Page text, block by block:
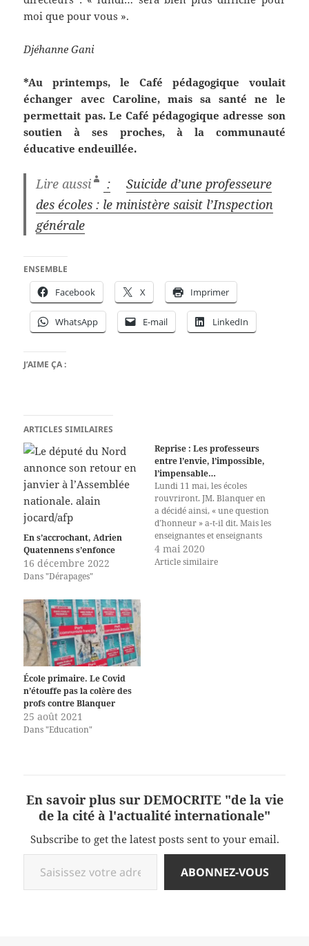
moi que pour vous ».
Djéhanne Gani
*Au printemps, le Café pédagogique voulait
échanger avec Caroline, mais sa santé ne le
permettait pas. Le Café pédagogique adresse son
soutien à ses proches, à la communauté
éducative endeuillée.
Lire aussi :
Suicide d’une professeure
des écoles : le ministère saisit l’Inspection
générale
ENSEMBLE
Facebook X Imprimer
WhatsApp E-mail LinkedIn
J’AIME ÇA :
ARTICLES SIMILAIRES
En s’accrochant, Adrien
Quatennens s’enfonce
16 décembre 2022
Dans "Dérapages"
Reprise : Les professeurs
entre l’envie, l’impossible,
l’impensable…
Lundi 11 mai, les écoles
rouvriront. JM. Blanquer en
a décidé ainsi, « une question
d’honneur » a-t-il dit. Mais les
enseignantes et enseignants
sont-ils prêts ? Outre les
inquiétudes qu’ils ressentent
4 mai 2020
Article similaire
École primaire. Le Covid
n’étouffe pas la colère des
profs contre Blanquer
25 août 2021
Dans "Education"
En savoir plus sur DEMOCRITE "de la vie
de la cité à l'actualité internationale"
Subscribe to get the latest posts sent to your email.
Saisissez votre adresse e-mail…
ABONNEZ-VOUS